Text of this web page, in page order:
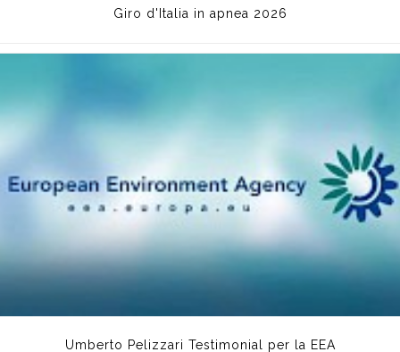
Giro d'Italia in apnea 2026
Umberto Pelizzari Testimonial per la EEA